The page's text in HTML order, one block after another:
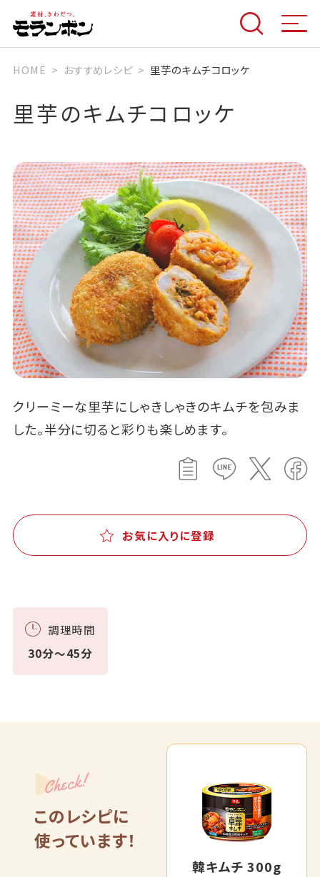
HOME おすすめレシピ 里芋のキムチコロッケ
里芋のキムチコロッケ
クリーミーな里芋にしゃきしゃきのキムチを包みま
した。半分に切ると彩りも楽しめます。
お気に入りに登録
調理時間
30分～45分
Check!
このレシピに
使っています！
韓キムチ 300g